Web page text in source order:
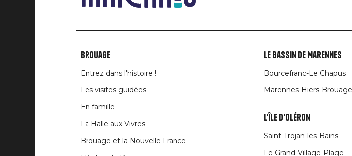
Liens
rubriques
Brouage
Entrez dans l'histoire !
Les visites guidées
En famille
La Halle aux Vivres
Brouage et la Nouvelle France
Le Bassin de Marennes
Bourcefranc-Le Chapus
Marennes-Hiers-Brouage
L'île d'Oléron
Saint-Trojan-les-Bains
Le Grand-Village-Plage